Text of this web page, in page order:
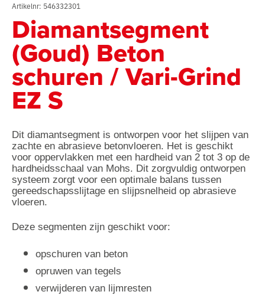
Artikelnr: 546332301
Diamantsegment
(Goud) Beton
schuren / Vari-Grind
EZ S
Dit diamantsegment is ontworpen voor het slijpen van
zachte en abrasieve betonvloeren. Het is geschikt
voor oppervlakken met een hardheid van 2 tot 3 op de
hardheidsschaal van Mohs. Dit zorgvuldig ontworpen
systeem zorgt voor een optimale balans tussen
gereedschapsslijtage en slijpsnelheid op abrasieve
vloeren.
Deze segmenten zijn geschikt voor:
opschuren van beton
opruwen van tegels
verwijderen van lijmresten